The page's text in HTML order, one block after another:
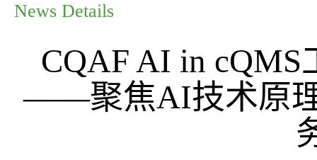
News Details
CQAF AI in
——聚焦AI技术原理